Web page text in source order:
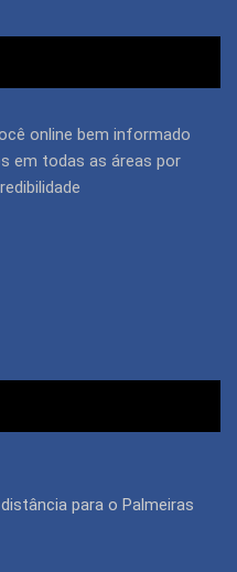
online bem informado
em todas as áreas por
para o Palmeiras